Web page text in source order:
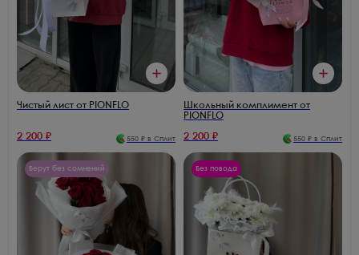
Чистый лист от PIONFLO
2 200 ₽ 550 ₽ в Сплит
Школьный комплимент от
PIONFLO
2 200 ₽ 550 ₽ в Сплит
Берут без сомнений Без повода